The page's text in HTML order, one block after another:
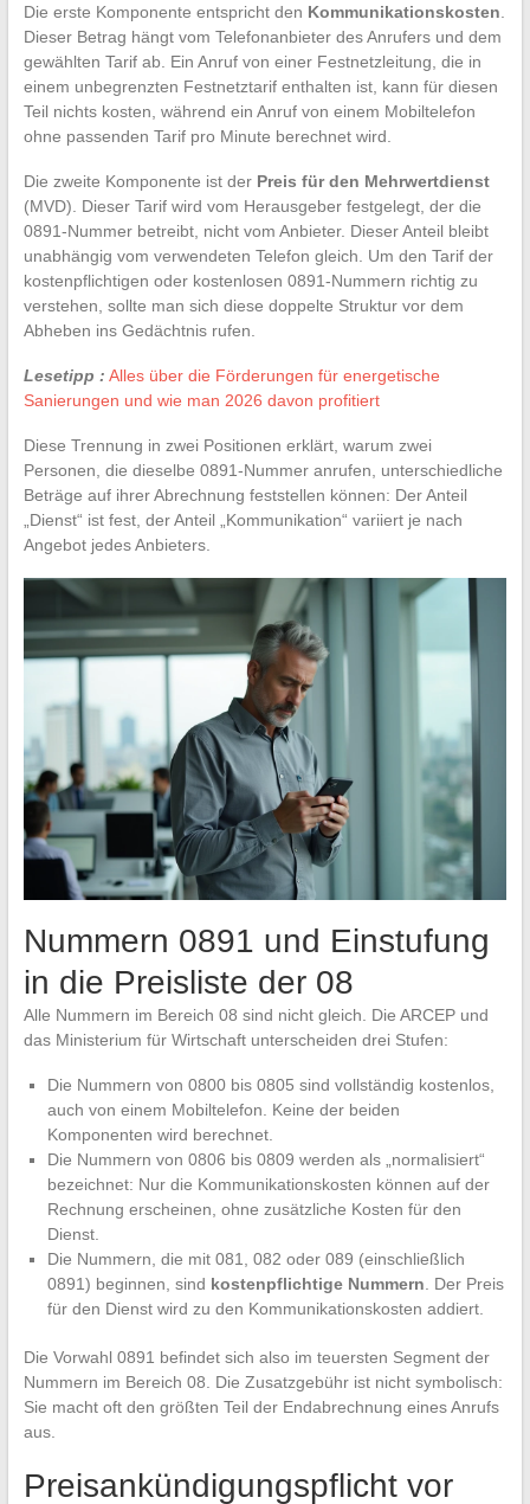
Die erste Komponente entspricht den Kommunikationskosten
Dieser Betrag hängt vom Telefonanbieter des Anrufers und dem
gewählten Tarif ab. Ein Anruf von einer Festnetzleitung, die in
einem unbegrenzten Festnetztarif enthalten ist, kann für diesen
Teil nichts kosten, während ein Anruf von einem Mobiltelefon
ohne passenden Tarif pro Minute berechnet wird.
Die zweite Komponente ist der Preis für den Mehrwertdienst
(MVD). Dieser Tarif wird vom Herausgeber festgelegt, der die
0891-Nummer betreibt, nicht vom Anbieter. Dieser Anteil bleibt
unabhängig vom verwendeten Telefon gleich. Um den Tarif der
kostenpflichtigen oder kostenlosen 0891-Nummern richtig zu
verstehen, sollte man sich diese doppelte Struktur vor dem
Abheben ins Gedächtnis rufen.
Lesetipp : Alles über die Förderungen für energetische
Sanierungen und wie man 2026 davon profitiert
Diese Trennung in zwei Positionen erklärt, warum zwei
Personen, die dieselbe 0891-Nummer anrufen, unterschiedliche
Beträge auf ihrer Abrechnung feststellen können: Der Anteil
„Dienst“ ist fest, der Anteil „Kommunikation“ variiert je nach
Angebot jedes Anbieters.
Nummern 0891 und Einstufung
in die Preisliste der 08
Alle Nummern im Bereich 08 sind nicht gleich. Die ARCEP und
das Ministerium für Wirtschaft unterscheiden drei Stufen:
Die Nummern von 0800 bis 0805 sind vollständig kostenlos,
auch von einem Mobiltelefon. Keine der beiden
Komponenten wird berechnet.
Die Nummern von 0806 bis 0809 werden als „normalisiert“
bezeichnet: Nur die Kommunikationskosten können auf der
Rechnung erscheinen, ohne zusätzliche Kosten für den
Dienst.
Die Nummern, die mit 081, 082 oder 089 (einschließlich
0891) beginnen, sind kostenpflichtige Nummern . Der Preis
für den Dienst wird zu den Kommunikationskosten addiert.
Die Vorwahl 0891 befindet sich also im teuersten Segment der
Nummern im Bereich 08. Die Zusatzgebühr ist nicht symbolisch:
Sie macht oft den größten Teil der Endabrechnung eines Anrufs
aus.
Preisankündigungspflicht vor